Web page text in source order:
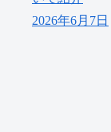
2026年6月7日